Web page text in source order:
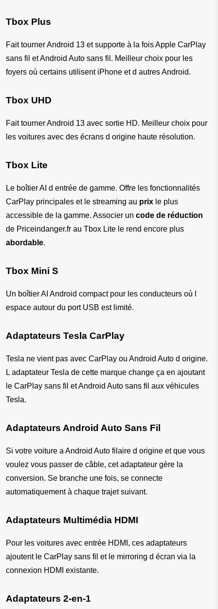
Tbox Plus
Fait tourner Android 13 et supporte à la fois Apple CarPlay
sans fil et Android Auto sans fil. Meilleur choix pour les
foyers où certains utilisent iPhone et d autres Android.
Tbox UHD
Fait tourner Android 13 avec sortie HD. Meilleur choix pour
les voitures avec des écrans d origine haute résolution.
Tbox Lite
Le boîtier AI d entrée de gamme. Offre les fonctionnalités
CarPlay principales et le streaming au prix le plus
accessible de la gamme. Associer un code de réduction
abordable.
Tbox Mini S
Un boîtier AI Android compact pour les conducteurs où l
espace autour du port USB est limité.
Adaptateurs Tesla CarPlay
Tesla ne vient pas avec CarPlay ou Android Auto d origine.
L adaptateur Tesla de cette marque change ça en ajoutant
le CarPlay sans fil et Android Auto sans fil aux véhicules
Tesla.
Adaptateurs Android Auto Sans Fil
Si votre voiture a Android Auto filaire d origine et que vous
voulez vous passer de câble, cet adaptateur gère la
conversion. Se branche une fois, se connecte
automatiquement à chaque trajet suivant.
Adaptateurs Multimédia HDMI
Pour les voitures avec entrée HDMI, ces adaptateurs
ajoutent le CarPlay sans fil et le mirroring d écran via la
connexion HDMI existante.
Adaptateurs 2-en-1